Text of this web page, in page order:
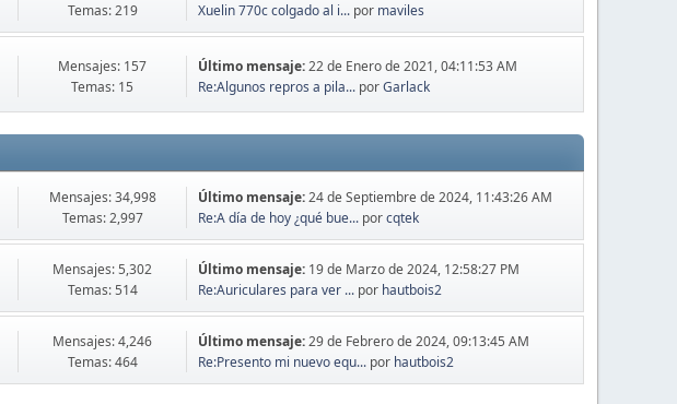
Temas: 219
Xuelin 770c colgado al i... por maviles
Mensajes: 157
Temas: 15
Último mensaje:22 de Enero de 2021, 04:11:53 AM
Re:Algunos repros a pila... porGarlack
Mensajes: 34,998
Temas: 2,997
Último mensaje:24 de Septiembre de 2024, 11:43:26 AM
Re:A día de hoy ¿qué bue... porcqtek
Mensajes: 5,302
Temas: 514
Último mensaje: 19 de Marzo de 2024, 12:58:27 PM
Re:Auriculares para ver ... por hautbois2
Mensajes: 4,246
Temas: 464
Último mensaje:29 de Febrero de 2024, 09:13:45 AM
Re:Presento mi nuevo equ... por hautbois2